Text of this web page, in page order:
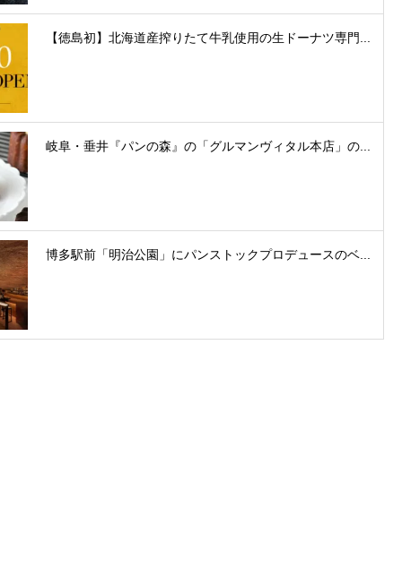
【徳島初】北海道産搾りたて牛乳使用の生ドーナツ専門...
岐阜・垂井『パンの森』の「グルマンヴィタル本店」の...
博多駅前「明治公園」にパンストックプロデュースのベ...